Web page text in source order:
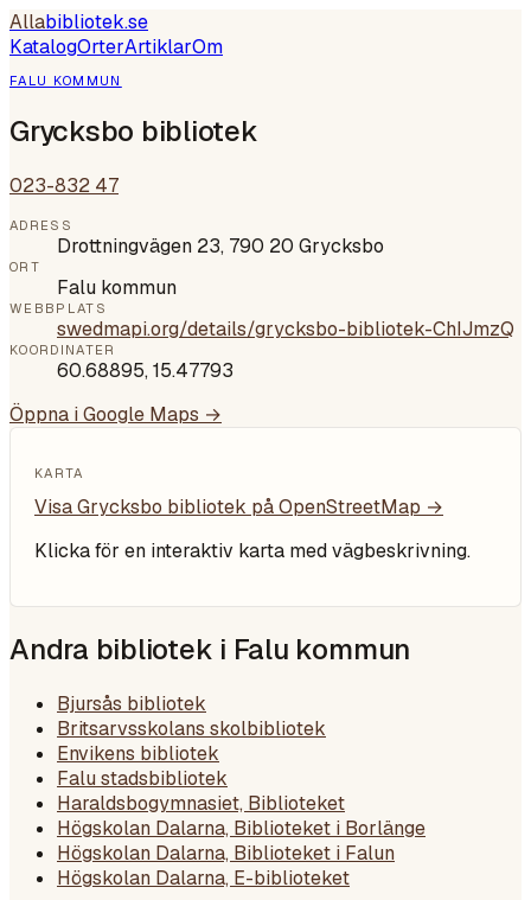
Allabibliotek.se
KatalogOrterArtiklarOm
FALU KOMMUN
Grycksbo bibliotek
023-832 47
ADRESS
Drottningvägen 23, 790 20 Grycksbo
ORT
Falu kommun
WEBBPLATS
swedmapi.org/details/grycksbo-bibliotek-ChIJmzQ
KOORDINATER
60.68895,15.47793
Öppna i Google Maps →
KARTA
VisaGrycksbo bibliotek på OpenStreetMap →
Klicka för en interaktiv karta med vägbeskrivning.
Andra bibliotek i Falu kommun
Bjursås bibliotek
Britsarvsskolans skolbibliotek
Envikens bibliotek
Falu stadsbibliotek
Haraldsbogymnasiet, Biblioteket
Högskolan Dalarna, Biblioteket i Borlänge
Högskolan Dalarna, Biblioteket i Falun
Högskolan Dalarna, E-biblioteket